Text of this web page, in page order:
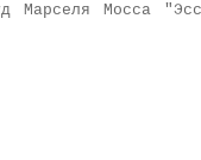
Марселя Мосса